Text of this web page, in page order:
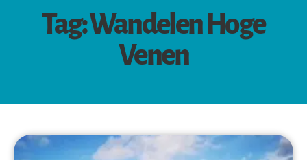
Tag: Wandelen Hoge
Venen